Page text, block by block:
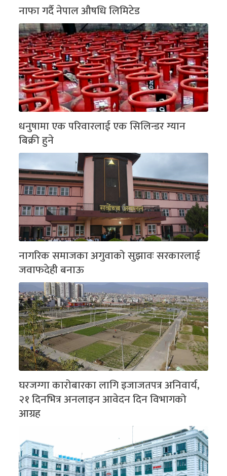
नाफा गर्दै नेपाल औषधि लिमिटेड
धनुषामा एक परिवारलाई एक सिलिन्डर ग्यान
बिक्री हुने
नागरिक समाजका अगुवाको सुझावः सरकारलाई
जवाफदेही बनाऊ
घरजग्गा कारोबारका लागि इजाजतपत्र अनिवार्य,
२१ दिनभित्र अनलाइन आवेदन दिन विभागको
आग्रह